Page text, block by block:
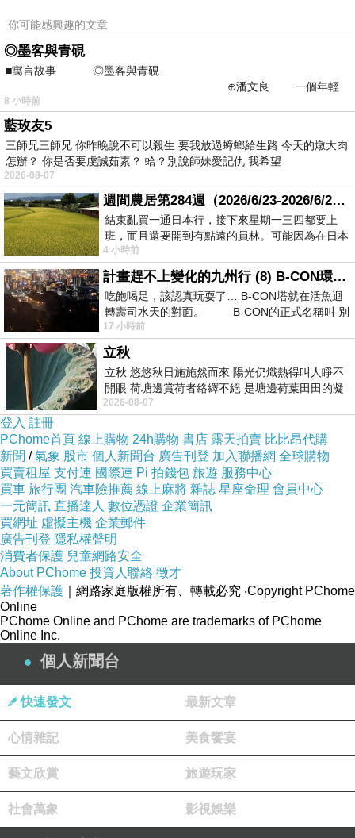
2016年，創作坊上《詞選》課，特別講究語境和情
韻的靠近。讓孩子們以音樂為主題，運用短短的
鐘寫〈冬聲將近〉微小說
https://mypaper.pchome.com.tw/hi5877/post/136884439
0，忍不住想，創作坊團隊各自聽到的「冬聲」又是什
麼？像大觀園聯詩的紛華熱鬧，一時掀起「小說競寫」
的熱潮。淑君、依雯、書瑋在童蒙時學過琴，廠長拿起
口琴不學自能；我不懂樂器，但在停下開車幾年，特別
懷念方向盤，很快在虛構的車子裡千里奔赴。
現在想起來，疫情之前，大夥兒活得多有勁啊！周六
連上四堂課，還有力氣擠在電腦邊，隨口聊著課堂上各
種有趣的事，一邊笑著「終於在鍵盤上見識到老師的二
指神功」，一邊歡喜「收割」這篇〈冬聲將近〉：
微雨，天色很暗，看起來很快就要下大雨。她開車一
向狂，這時，卻不自覺微踩著煞車，慢慢兜啊兜的，山
路蜿蜒，越走越僻靜，幾乎不見房舍，只剩幾個攲敗的
小亭子，不知道在等著誰？
車子裡沒人對話。只有大提琴低抑的嗚咽像匍匐的
這麼溫柔，十幾年來，不曾一句重話。即使剛在一上車
時，分手吧！也說得這麼堅定而溫暖，如日常在耳際流
連時的眷戀，沒有理由，沒有多餘的解釋，沒有這些
年、那些年的回顧，也沒有這個人、那個人的牽纏，憑
你可能感興趣的文章
◎墨客與青硯
■寓言故事 ◎墨客與青硯
⊕潘文良 一個年輕
的墨客，在京城的古玩肆裡
8 小時前
藍玫友5
三師兄三師兄 你昨晚說不可以殺生 要我放過蟑螂給生路 今天的燉大肉
怎辦？ 你是否要虔誠茹素？ 蛤？別說師妹愛記仇 我希望
2026-08-07
週間農居第284週（2026/6/23-2026/6/24) 夏至 金黃稻浪洋溢豐收喜悅
結束亂買一通日本行，接下來星期一三四都要上
班，而且還要開到有點遠的員林。可能因為在日本
花不少錢，星期一出門上班時，心裡沒有一
4 小時前
計畫趕不上變化的九州行 (8) B-CON環球塔
吃飽喝足，該認真玩耍了… B-CON塔就在活魚迴
轉壽司水天的對面。 B-CON的正式名稱叫 別
17 小時前
立秋
立秋 悠悠秋日施施然而來 陽光仍熾熱得叫人睜不
開眼 荷塘邊賞荷者絡繹不絕 是塘邊荷葉田田的凝
望 風中飄逸的是映日荷花別樣紅
2026-08-07
登入 註冊
PChome首頁 線上購物 24h購物 書店 露天拍賣 比比昂代購
新聞 /氣象 股市 個人新聞台 廣告刊登 加入聯播網 全球購物
買賣租屋 支付連 國際連 Pi 拍錢包 旅遊 服務中心
買車 旅行團 汽車險推薦 線上麻將 雜誌 星座命理 會員中心
一元簡訊 直播達人 數位憑證 企業簡訊
買網址 虛擬主機 企業郵件
廣告刊登 隱私權聲明
消費者保護 兒童網路安全
About PChome 投資人聯絡 徵才
著作權保護 ｜網路家庭版權所有、轉載必究 ‧Copyright PChome
Online
PChome Online and PChome are trademarks of PChome
Online Inc.
個人新聞台
快速發文 最新文章
心情雜記 美食饗宴
藝文欣賞 旅遊玩家
社會萬象 影視娛樂